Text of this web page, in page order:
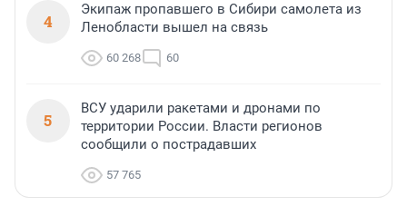
4
Экипаж пропавшего в Сибири самолета из
Ленобласти вышел на связь
60 268 60
5
ВСУ ударили ракетами и дронами по
территории России. Власти регионов
сообщили о пострадавших
57 765